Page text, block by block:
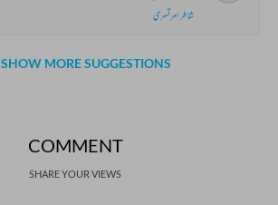
شاطر امرتسری
SHOW MORE SUGGESTIONS
COMMENT
SHARE YOUR VIEWS